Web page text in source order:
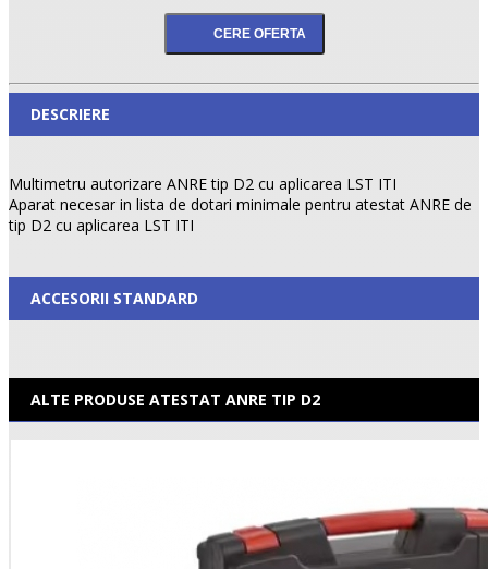
DESCRIERE
Multimetru autorizare ANRE tip D2 cu aplicarea LST ITI
Aparat necesar in lista de dotari minimale pentru atestat ANRE de
tip D2 cu aplicarea LST ITI
ACCESORII STANDARD
ALTE PRODUSE ATESTAT ANRE TIP D2